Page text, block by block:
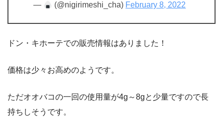
— (@nigirimeshi_cha) February 8, 2022
ドン・キホーテでの販売情報はありました！
価格は少々お高めのようです。
ただオオバコの一回の使用量が4g～8gと少量ですので長
持ちしそうです。